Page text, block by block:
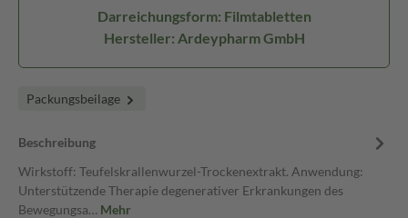
Darreichungsform: Filmtabletten
Hersteller: Ardeypharm GmbH
Packungsbeilage
Beschreibung
Wirkstoff: Teufelskrallenwurzel-Trockenextrakt. Anwendung:
Unterstützende Therapie degenerativer Erkrankungen des
Bewegungsa… Mehr